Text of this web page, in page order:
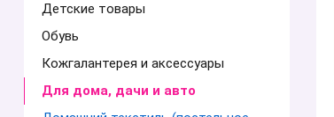
Детские товары
Обувь
Кожгалантерея и аксессуары
Для дома, дачи и авто